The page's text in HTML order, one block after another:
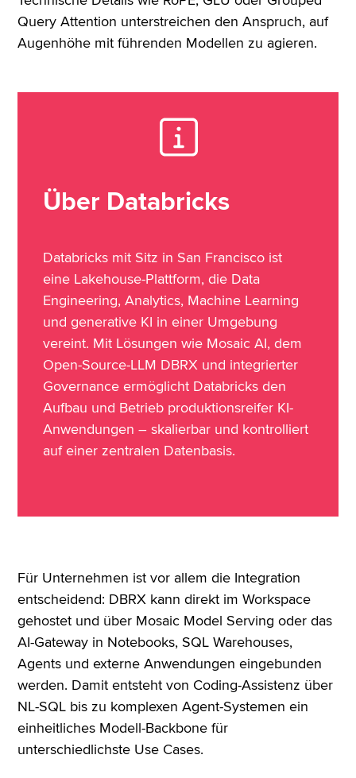
Query Attention unterstreichen den Anspruch, auf
Augenhöhe mit führenden Modellen zu agieren.
Über Databricks
Databricks mit Sitz in San Francisco ist
eine Lakehouse-Plattform, die Data
Engineering, Analytics, Machine Learning
und generative KI in einer Umgebung
vereint. Mit Lösungen wie Mosaic AI, dem
Open-Source-LLM DBRX und integrierter
Governance ermöglicht Databricks den
Aufbau und Betrieb produktionsreifer KI-
Anwendungen – skalierbar und kontrolliert
auf einer zentralen Datenbasis.
Für Unternehmen ist vor allem die Integration
entscheidend: DBRX kann direkt im Workspace
gehostet und über Mosaic Model Serving oder das
AI-Gateway in Notebooks, SQL Warehouses,
Agents und externe Anwendungen eingebunden
werden. Damit entsteht von Coding-Assistenz über
NL-SQL bis zu komplexen Agent-Systemen ein
einheitliches Modell-Backbone für
unterschiedlichste Use Cases.